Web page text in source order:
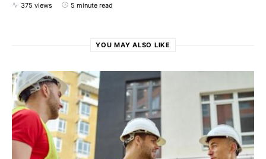
375 views 5 minute read
YOU MAY ALSO LIKE